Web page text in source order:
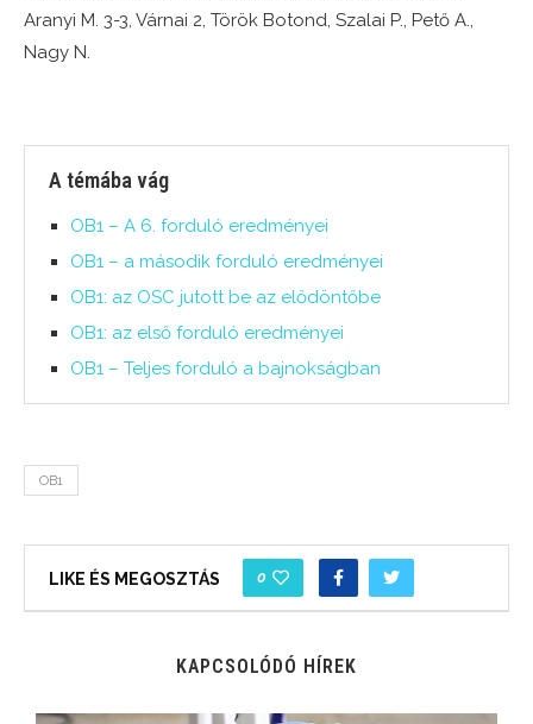
Aranyi M. 3-3, Várnai 2, Török Botond, Szalai P., Pető A.,
Nagy N.
A témába vág
OB1 – A 6. forduló eredményei
OB1 – a második forduló eredményei
OB1: az OSC jutott be az elődöntőbe
OB1: az első forduló eredményei
OB1 – Teljes forduló a bajnokságban
OB1
LIKE ÉS MEGOSZTÁS 0
KAPCSOLÓDÓ HÍREK